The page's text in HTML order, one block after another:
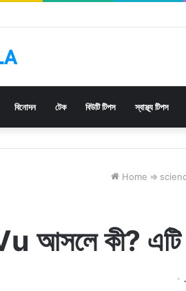
বিনোদন টেক বিউটি টিপস স্বাস্থ্য টিপস
Home ⇒
কী? এটি